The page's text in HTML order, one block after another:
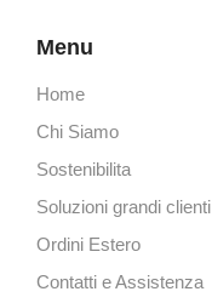
Menu
Home
Chi Siamo
Sostenibilita
Soluzioni grandi clienti
Ordini Estero
Contatti e Assistenza